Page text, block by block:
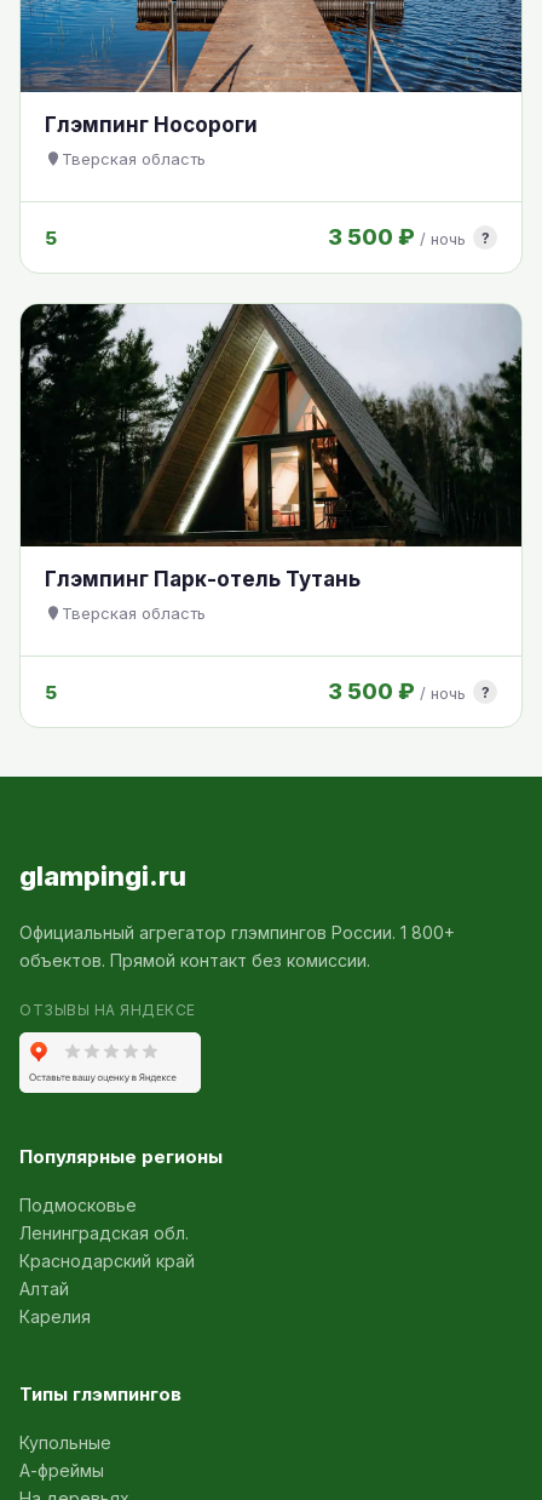
Глэмпинг Носороги
Тверская область
5 3 500 ₽ / ночь ?
Глэмпинг Парк-отель Тутань
Тверская область
5 3 500 ₽ / ночь ?
glampingi.ru
Официальный агрегатор глэмпингов России. 1 800+
объектов. Прямой контакт без комиссии.
ОТЗЫВЫ НА ЯНДЕКСЕ
Популярные регионы
Подмосковье
Ленинградская обл.
Краснодарский край
Алтай
Карелия
Типы глэмпингов
Купольные
А-фреймы